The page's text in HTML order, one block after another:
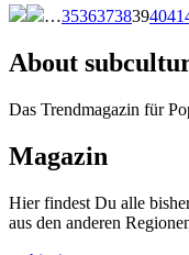
…35363738394041
About
Das Trendmagazin für
Magazin
Hier findest Du alle
aus den anderen